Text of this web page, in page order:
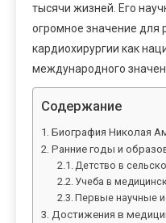
тысячи жизней. Его
огромное значение для
кардиохирургии как
международного
Содержание
Биография Николая
Ранние годы и
Детство в
Учеба в
Первые научные
Достижения в